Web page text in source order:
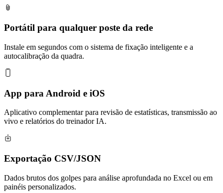
Portátil para qualquer poste da rede
Instale em segundos com o sistema de fixação inteligente e a
autocalibração da quadra.
App para Android e iOS
Aplicativo complementar para revisão de estatísticas, transmissão ao
vivo e relatórios do treinador IA.
Exportação CSV/JSON
Dados brutos dos golpes para análise aprofundada no Excel ou em
painéis personalizados.